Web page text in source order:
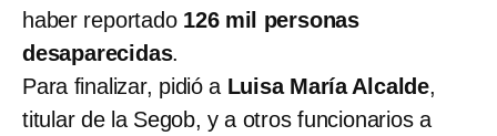
haber reportado 126 mil personas
desaparecidas.
Para finalizar, pidió a Luisa María Alcalde,
titular de la Segob, y a otros funcionarios a